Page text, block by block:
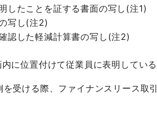
したことを証する書面の写し(注1)
写し(注2)
認した軽減計算書の写し(注2)
に位置付けて従業員に表明してい
受ける際、ファイナンスリース取